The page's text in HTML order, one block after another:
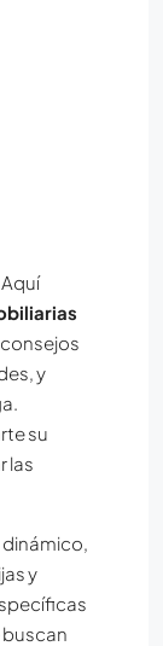
Aquí
y
su
las
dinámico,
y